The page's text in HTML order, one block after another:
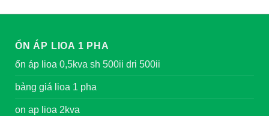
ỔN ÁP LIOA 1 PHA
ổn áp lioa 0,5kva sh 500ii dri 500ii
bảng giá lioa 1 pha
on ap lioa 2kva